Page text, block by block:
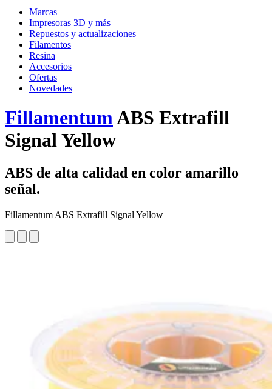
Marcas
Impresoras 3D y más
Repuestos y actualizaciones
Filamentos
Resina
Accesorios
Ofertas
Novedades
FillamentumABS Extrafill
Signal Yellow
ABS de alta calidad en color amarillo
señal.
Fillamentum ABS Extrafill Signal Yellow